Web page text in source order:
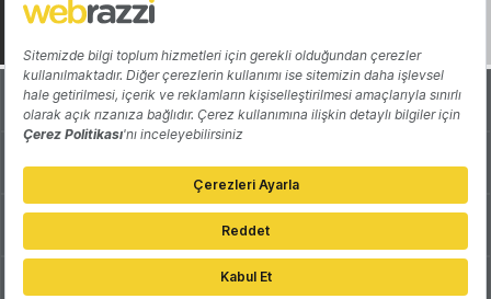
Hakkında Yazarlar
Katkıda Bulun Reklam